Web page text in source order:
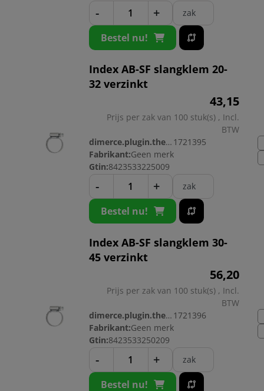
- + zak
Bestel nu!
Index AB-SF slangklem 20-
32 verzinkt
43,15
Prijs per zak van 100 stuk(s) , Incl.
BTW
dimerce.plugin.theme.productnr: 1721395
Fabrikant:Geen merk
Gtin:8423533225009
- + zak
Bestel nu!
Index AB-SF slangklem 30-
45 verzinkt
56,20
Prijs per zak van 100 stuk(s) , Incl.
BTW
dimerce.plugin.theme.productnr: 1721396
Fabrikant:Geen merk
Gtin:8423533250209
- + zak
Bestel nu!